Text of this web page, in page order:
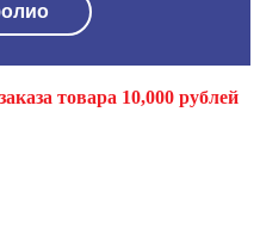
товара 10,000 рублей